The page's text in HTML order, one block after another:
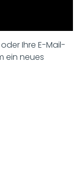
Ihre E-Mail-
ein neues